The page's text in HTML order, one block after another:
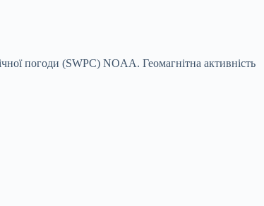
погоди (SWPC) NOAA. Геомагнітна активність